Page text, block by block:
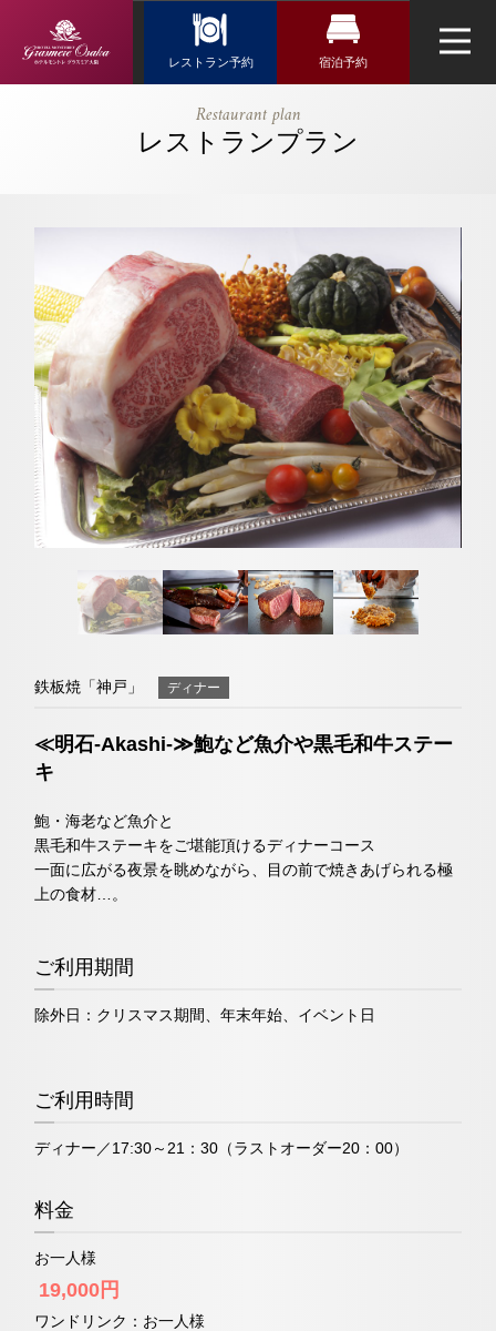
ラスミア大阪
｜難波駅・な
んば駅近くの
ホテル
宿泊予約
レストラン予約
Restaurant plan
レストランプラン
鉄板焼「神戸」 ディナー
≪明石-Akashi-≫鮑など魚介や黒毛和牛ステー
キ
鮑・海老など魚介と
黒毛和牛ステーキをご堪能頂けるディナーコース
一面に広がる夜景を眺めながら、目の前で焼きあげられる極
上の食材…。
ご利用期間
除外日：クリスマス期間、年末年始、イベント日
ご利用時間
ディナー／17:30～21：30（ラストオーダー20：00）
料金
お一人様
19,000円
ワンドリンク：お一人様
トップページ
ウエディング
アクセス・観光情報
よくあるご質問
お問い合せ
オンラインショップ
トリ
ップ
アド
ザー
ユー
チュ
ーブ
イン
スタ
グラ
ファ
イス
ブッ
クラブモントレ
エリア別ホテル一覧
Reservation
レストラン予約
フランス料理「エスカーレ」
（受付時間 11:30～20:00）
TEL 06-6644-5762
お問い合わせ
鉄板焼「神戸」
ネットで予約する
（受付時間 11:30～20:00）
お問い合わせ
日本料理「隨縁亭」
ネットで予約する
「ティーラウンジ」
（受付時間 11:30～20:00）
TEL 06-6644-5762
宿泊検索
航空券＋宿泊検索
チェックイン
チェックアウト
人数 2人 室数 1室
チェックイン日がお決まりでない方